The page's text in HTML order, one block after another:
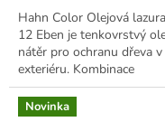
Hahn Color Olejová
12 Eben je tenkovrstvý
nátěr pro ochranu dřeva v
exteriéru. Kombinace
alkydových pryskyřic a
oleje proniká do struktury
dřeva,...
Novinka